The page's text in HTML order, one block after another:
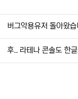
버그악용유저 돌아왔
후.. 라테나 콘솔도 한